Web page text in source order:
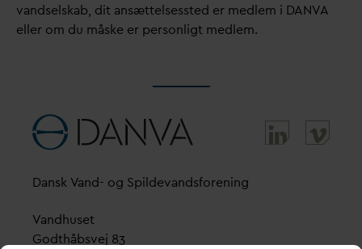
vandselskab, dit ansættelsessted er medlem i DANVA
eller om du måske er personligt medlem.
Dansk Vand- og Spildevandsforening
Vandhuset
Godthåbsvej 83